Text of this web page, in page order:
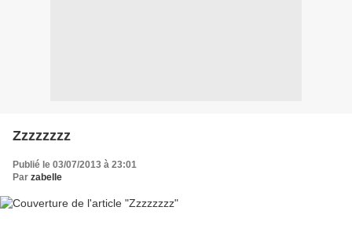
Zzzzzzzz
Publié le 03/07/2013 à 23:01
Par zabelle